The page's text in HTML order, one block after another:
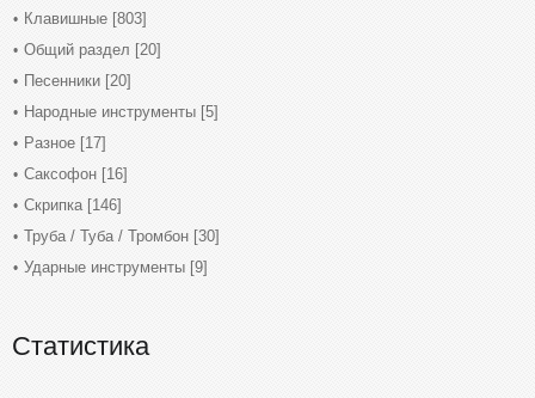
Клавишные [803]
Общий раздел [20]
Песенники [20]
Народные инструменты [5]
Разное [17]
Саксофон [16]
Скрипка [146]
Труба / Туба / Тромбон [30]
Ударные инструменты [9]
Статистика